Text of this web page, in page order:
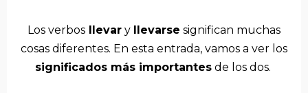
Los verbos llevar y llevarse significan muchas
cosas diferentes. En esta entrada, vamos a ver los
significados más importantesde los dos.